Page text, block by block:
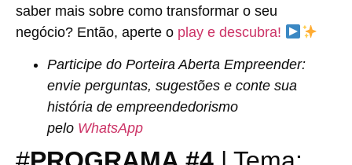
saber mais sobre como transformar o seu
negócio? Então, aperte o play e descubra!
Participe do Porteira Aberta Empreender:
envie perguntas, sugestões e conte sua
história de empreendedorismo
pelo WhatsApp